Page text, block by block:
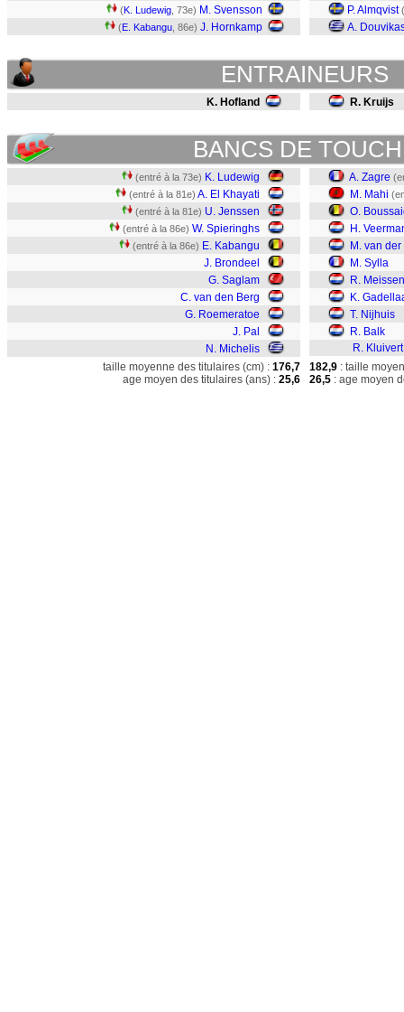
(K. Ludewig , 73e) M. Svensson
(E. Kabangu , 86e) J. Hornkamp
P. Almqvist (
A.
ENTRAINEURS
K. Hofland R. Kruijs
BANCS DE
(entré à la 73e) K. Ludewig
(entré à la 81e) A. El Khayati
(entré à la 81e) U. Jenssen
(entré à la 86e) W. Spieringhs
(entré à la 86e) E. Kabangu
J. Brondeel
G. Saglam
C. van den Berg
G. Roemeratoe
J. Pal
N. Michelis
A. Zagre
M. Mahi
O.
H.
M. van
M. Sylla
R. Meissen
K.
T. Nijhuis
R. Balk
R. Kluivert
taille moyenne des titulaires (cm) : 176,7
age moyen des titulaires (ans) : 25,6
182,9 : taille
26,5 : age moyen